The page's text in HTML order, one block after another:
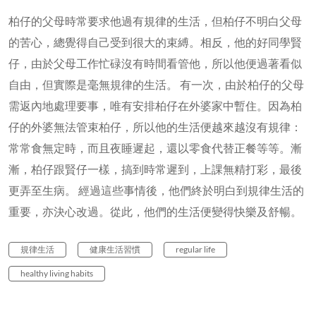
柏仔的父母時常要求他過有規律的生活，但柏仔不明白父母
的苦心，總覺得自己受到很大的束縛。相反，他的好同學賢
仔，由於父母工作忙碌沒有時間看管他，所以他便過著看似
自由，但實際是毫無規律的生活。 有一次，由於柏仔的父母
需返內地處理要事，唯有安排柏仔在外婆家中暫住。因為柏
仔的外婆無法管束柏仔，所以他的生活便越來越沒有規律：
常常食無定時，而且夜睡遲起，還以零食代替正餐等等。漸
漸，柏仔跟賢仔一樣，搞到時常遲到，上課無精打彩，最後
更弄至生病。 經過這些事情後，他們終於明白到規律生活的
重要，亦決心改過。從此，他們的生活便變得快樂及舒暢。
規律生活 健康生活習慣 regular life
healthy living habits